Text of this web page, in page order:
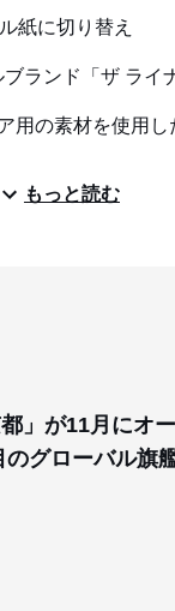
紙に切り替え
ランド「ザ ライ
用の素材を使用
もっと読む
都」が11月にオ
グローバル旗